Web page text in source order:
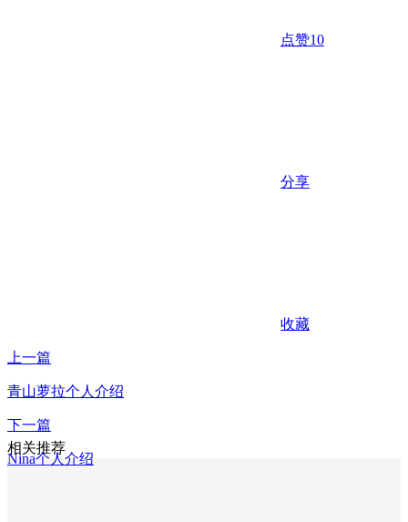
点赞10
分享
收藏
上一篇
青山萝拉个人介绍
下一篇
Nina个人介绍
相关推荐